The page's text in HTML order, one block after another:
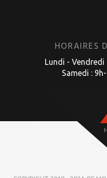
HORAIRES
Lundi - Vendredi
Samedi :